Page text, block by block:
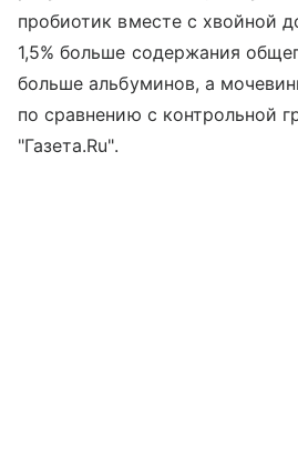
пробиотик вместе с хвойной
1,5% больше содержания
больше альбуминов, а
по сравнению с контрольной
"Газета.Ru".